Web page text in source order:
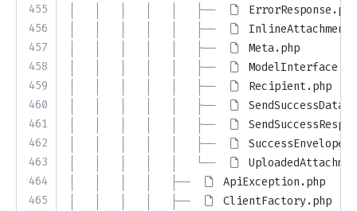
455
456
457
458
459
460
461
462
463
464
465
│   │   │   │   │   ├──
ErrorResponse.php
│   │   │   │   │   ├──
│   │   │   │   │   ├──
Meta.php
│   │   │   │   │   ├──
│   │   │   │   │   ├──
Recipient.php
│   │   │   │   │   ├──
│   │   │   │   │   ├──
│   │   │   │   │   ├──
│   │   │   │   │   └──
│   │   │   │   ├──
ApiException.php
│   │   │   │   ├──
ClientFactory.php